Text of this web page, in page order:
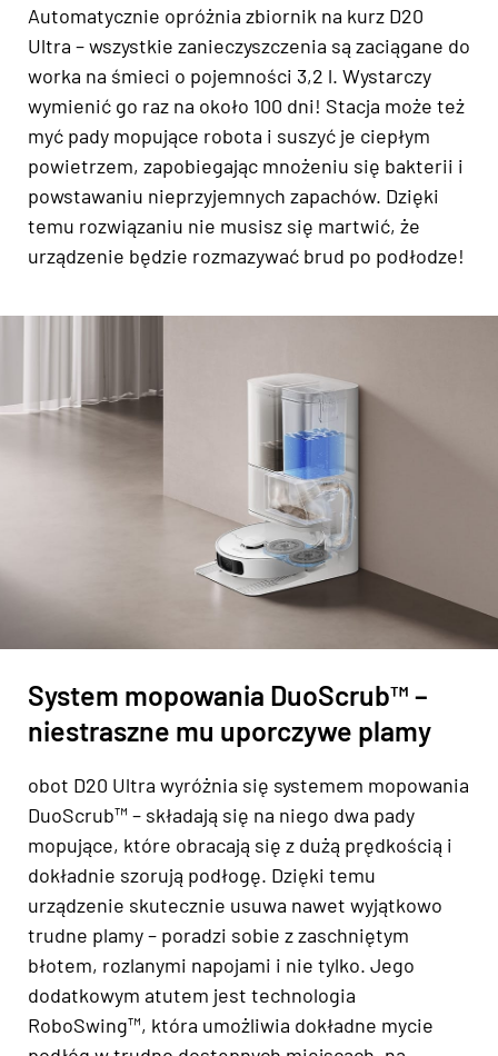
Automatycznie opróżnia zbiornik na kurz D20
Ultra – wszystkie zanieczyszczenia są zaciągane do
worka na śmieci o pojemności 3,2 l. Wystarczy
wymienić go raz na około 100 dni! Stacja może też
myć pady mopujące robota i suszyć je ciepłym
powietrzem, zapobiegając mnożeniu się bakterii i
powstawaniu nieprzyjemnych zapachów. Dzięki
temu rozwiązaniu nie musisz się martwić, że
urządzenie będzie rozmazywać brud po podłodze!
System mopowania DuoScrub™ –
niestraszne mu uporczywe plamy
obot D20 Ultra wyróżnia się systemem mopowania
DuoScrub™ – składają się na niego dwa pady
mopujące, które obracają się z dużą prędkością i
dokładnie szorują podłogę. Dzięki temu
urządzenie skutecznie usuwa nawet wyjątkowo
trudne plamy – poradzi sobie z zaschniętym
błotem, rozlanymi napojami i nie tylko. Jego
dodatkowym atutem jest technologia
RoboSwing™, która umożliwia dokładne mycie